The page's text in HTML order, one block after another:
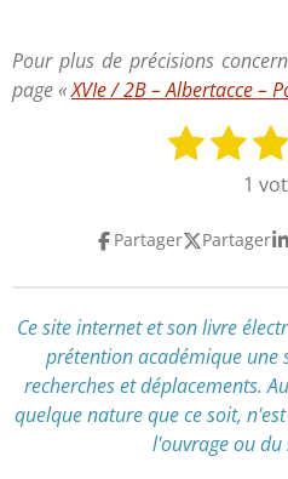
Pour plus de précisions
page «XVIe / 2B – Albertacce –
a
:
1
o
i
l
e
2
o
i
l
e
s
3
é
o
i
l
e
s
1
Partager Partager
Ce site internet et son livre
prétention académique une
recherches et déplacements.
quelque nature que ce soit,
l'ouvrage ou